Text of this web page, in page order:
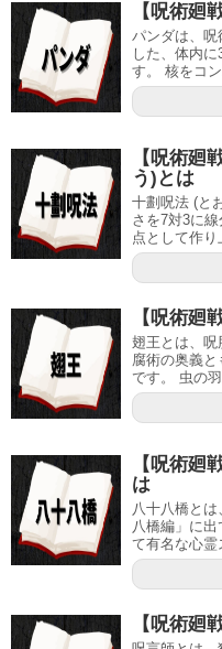
【呪術廻
パンダは、呪
した、体内
す。 核をコ
【呪術廻
う)とは
十劃呪法 (と
さを7対3に
点として作
【呪術廻
翅王とは、呪
腐術の奥義と
です。 虫の
【呪術廻
は
八十八橋と
八橋編」に
て有名な心霊
【呪術廻